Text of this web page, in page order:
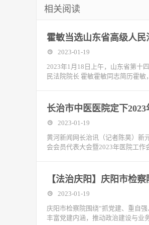
相关阅读
霍敏当选山东省高级人民
2023-01-19
2023年1月18日上午，山东省第十
民法院院长 霍敏霍敏同志简历霍敏
长治市中医医院定下2023
2023-01-19
黄河新闻网长治讯（记者陈昊）新
会会员代表大会暨2023年医院工作
【法治庆阳】庆阳市检
2023-01-19
庆阳市检察院围绕“抓党建、重自
丰富党建内涵，推动政治建设与业